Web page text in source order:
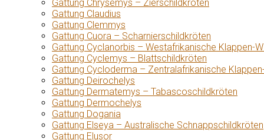
Gattung Chrysemys – Zierschildkröten
Gattung Claudius
Gattung Clemmys
Gattung Cuora – Scharnierschildkröten
Gattung Cyclanorbis – Westafrikanische Klappen-
Gattung Cyclemys – Blattschildkröten
Gattung Cycloderma – Zentralafrikanische
Gattung Deirochelys
Gattung Dermatemys – Tabascoschildkröten
Gattung Dermochelys
Gattung Dogania
Gattung Elseya – Australische Schnappschildkröten
Gattung Elusor